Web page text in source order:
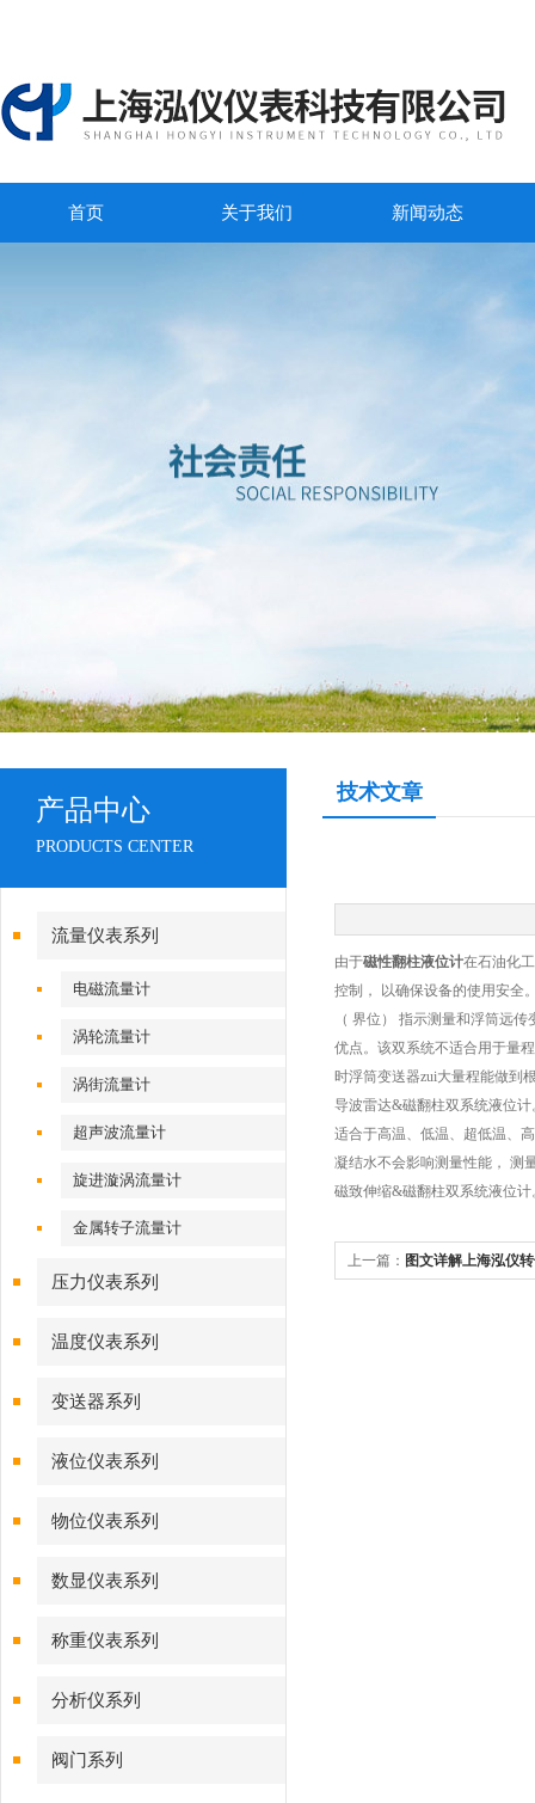
首页 关于我们 新闻动态
产品中心
PRODUCTS CENTER
流量仪表系列
电磁流量计
涡轮流量计
涡街流量计
超声波流量计
旋进漩涡流量计
金属转子流量计
压力仪表系列
温度仪表系列
变送器系列
液位仪表系列
物位仪表系列
数显仪表系列
称重仪表系列
分析仪系列
阀门系列
技术文章
由于磁性翻柱液位计在石油化
控制， 以确保设备的使用安全
（ 界位） 指示测量和浮筒远
优点。该双系统不适合用于量
时浮筒变送器zui大量程能做到
导波雷达&磁翻柱双系统液位
适合于高温、低温、超低温、
凝结水不会影响测量性能， 测
磁致伸缩&磁翻柱双系统液位
上一篇： 图文详解上海泓仪